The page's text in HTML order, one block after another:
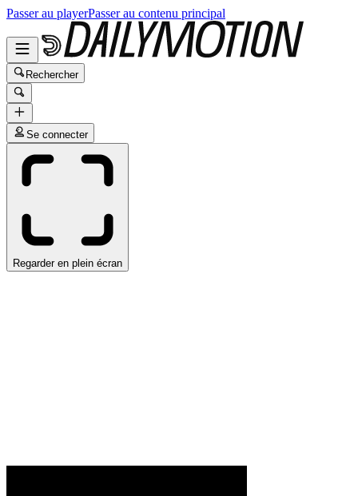
Passer au playerPasser au contenu principal
Rechercher
Se connecter
Regarder en plein écran